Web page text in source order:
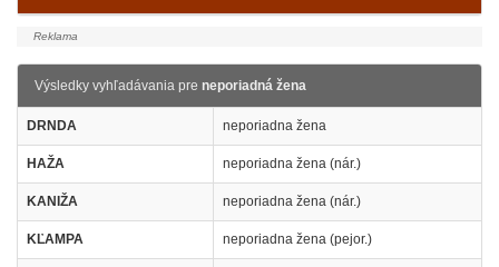
Výsledky vyhľadávania pre neporiadná žena
DRNDA neporiadna žena
HAŽA neporiadna žena (nár.)
KANIŽA neporiadna žena (nár.)
KĽAMPA neporiadna žena (pejor.)